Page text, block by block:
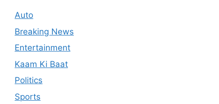
Auto
Breaking News
Entertainment
Kaam Ki Baat
Politics
Sports